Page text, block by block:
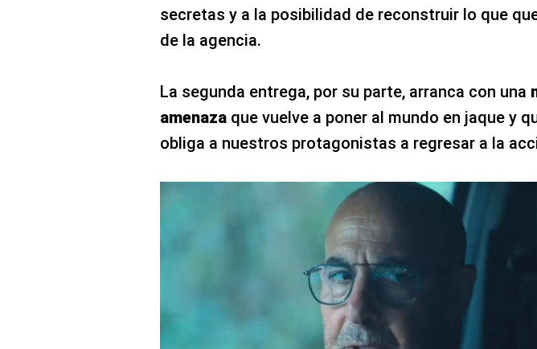
secretas y a la posibilidad de reconstruir lo que
de la agencia.
La segunda entrega, por su parte, arranca con una
amenazaque vuelve a poner al mundo en jaque y
obliga a nuestros protagonistas a regresar a la